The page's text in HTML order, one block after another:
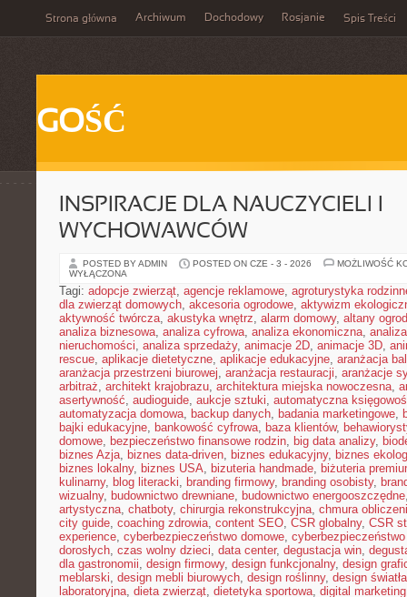
Strona główna Archiwum Dochodowy Rosjanie Spis Treści
GOŚĆ
INSPIRACJE DLA NAUCZYCIELI I
WYCHOWAWCÓW
POSTED BY ADMIN POSTED ON CZE - 3 - 2026
MOŻLIWOŚĆ
WYŁĄCZONA
Tagi: adopcje zwierząt, agencje reklamowe, agroturystyka
dla zwierząt domowych, akcesoria ogrodowe, aktywizm
aktywność twórcza, akustyka wnętrz, alarm domowy, altany
analiza biznesowa, analiza cyfrowa, analiza ekonomiczna,
nieruchomości, analiza sprzedaży, animacje 2D, animacje 3D,
rescue, aplikacje dietetyczne, aplikacje edukacyjne, aranżacja
aranżacja przestrzeni biurowej, aranżacja restauracji, aranżacje
arbitraż, architekt krajobrazu, architektura miejska nowoczesna,
asertywność, audioguide, aukcje sztuki, automatyczna
automatyzacja domowa, backup danych, badania marketingowe,
bajki edukacyjne, bankowość cyfrowa, baza klientów,
domowe, bezpieczeństwo finansowe rodzin, big data analizy,
biznes Azja, biznes data-driven, biznes edukacyjny, biznes
biznes lokalny, biznes USA, bizuteria handmade, biżuteria
kulinarny, blog literacki, branding firmowy, branding osobisty,
wizualny, budownictwo drewniane, budownictwo energooszczędne
artystyczna, chatboty, chirurgia rekonstrukcyjna, chmura
city guide, coaching zdrowia, content SEO, CSR globalny, CSR
experience, cyberbezpieczeństwo domowe,
dorosłych, czas wolny dzieci, data center, degustacja win,
dla gastronomii, design firmowy, design funkcjonalny, design
meblarski, design mebli biurowych, design roślinny, design światła
laboratoryjna, dieta zwierząt, dietetyka sportowa, digital marketing